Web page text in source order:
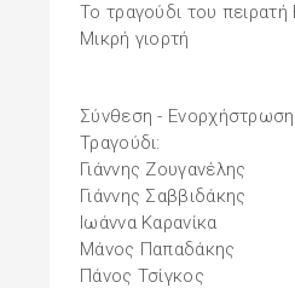
Το τραγούδι του πειρατή
Μικρή γιορτή
Σύνθεση -
Τραγούδι:
Γιάννης Ζουγανέλης
Γιάννης Σαββιδάκης
Ιωάννα Καρανίκα
Μάνος Παπαδάκης
Πάνος Τσίγκος